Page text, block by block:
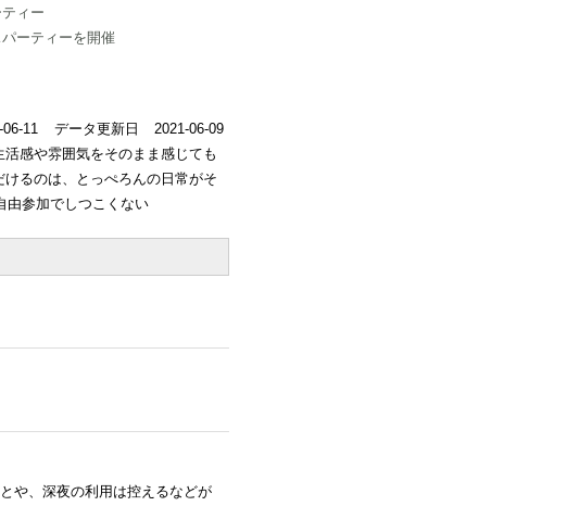
ィー
ーティーを開催
データ更新日 2021-06-09
06-11
感や雰囲気をそのまま感じても
るのは、とっぺろんの日常がそ
由参加でしつこくない
や、深夜の利用は控えるなどが